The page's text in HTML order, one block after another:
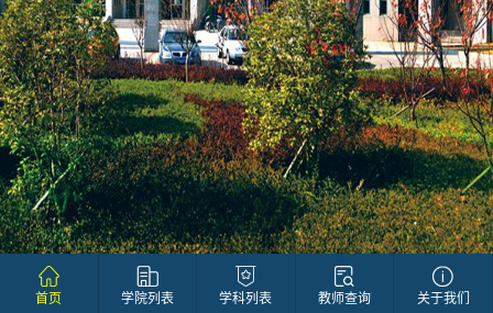
首页 学院列表 学科列表 教师查询 关于我们